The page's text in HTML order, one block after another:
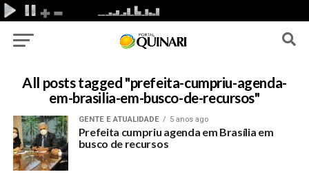
All posts tagged "prefeita-cumpriu-agenda-
em-brasilia-em-busco-de-recursos"
GENTE E ATUALIDADE 5 anos ago
Prefeita cumpriu agenda em Brasília em
busco de recursos